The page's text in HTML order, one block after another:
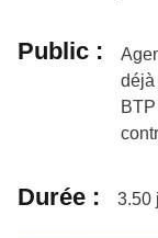
Public :
déjà
Durée : 3.50